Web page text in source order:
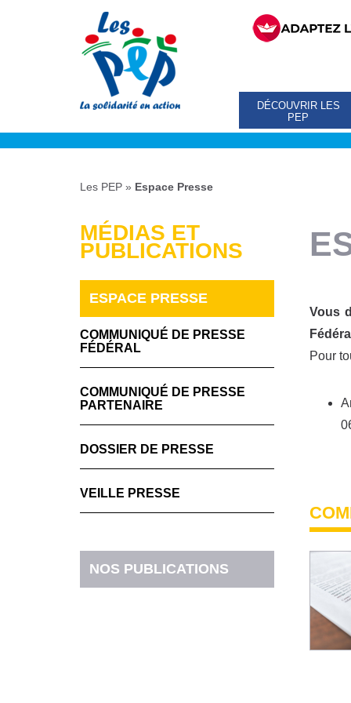
DÉCOUVRIR LES
PEP
Les PEP » Espace Presse
MÉDIAS ET
PUBLICATIONS
ESPACE PRESSE
COMMUNIQUÉ DE PRESSE
FÉDÉRAL
COMMUNIQUÉ DE PRESSE
PARTENAIRE
DOSSIER DE PRESSE
VEILLE PRESSE
NOS PUBLICATIONS
Vous
Pour